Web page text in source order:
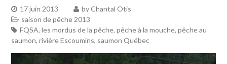
17 juin 2013 byChantal Otis
saison de pêche 2013
FQSA,les mordus de la pêche,pêche à la mouche,pêche au
saumon,rivière Escoumins, saumon Québec